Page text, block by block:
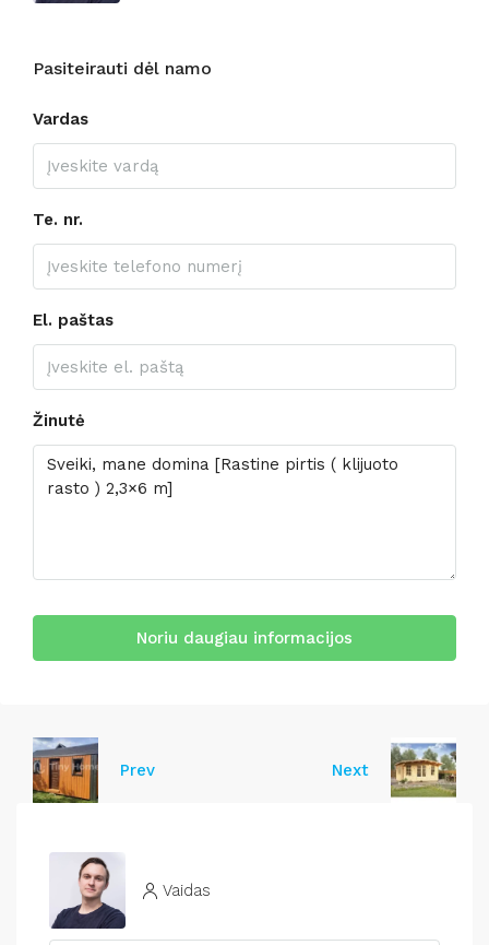
Pasiteirauti dėl namo
Vardas
Te. nr.
El. paštas
Žinutė
Noriu daugiau informacijos
Prev Next
Vaidas